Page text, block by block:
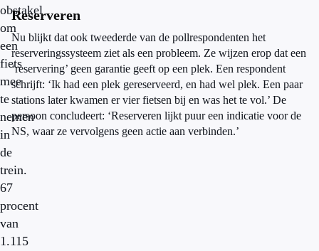
obstakel
om
een
fiets
mee
te
nemen
in
de
trein.
67
procent
van
1.115
Reserveren
Nu blijkt dat ook tweederde van de pollrespondenten het
reserveringssysteem ziet als een probleem. Ze wijzen erop dat een
‘reservering’ geen garantie geeft op een plek. Een respondent
schrijft: ‘Ik had een plek gereserveerd, en had wel plek. Een paar
stations later kwamen er vier fietsen bij en was het te vol.’ De
persoon concludeert: ‘Reserveren lijkt puur een indicatie voor de
NS, waar ze vervolgens geen actie aan verbinden.’